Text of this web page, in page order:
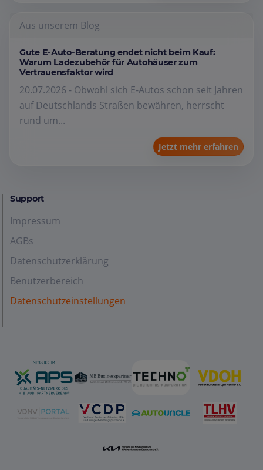
Aus unserem Blog
Gute E-Auto-Beratung endet nicht beim Kauf:
Warum Ladezubehör für Autohäuser zum
Vertrauensfaktor wird
20.07.2026 - Obwohl sich E-Autos schon seit Jahren
auf Deutschlands Straßen bewähren, herrscht
rund um...
Jetzt mehr erfahren
Support
Impressum
AGBs
Datenschutzerklärung
Benutzerbereich
Datenschutzeinstellungen